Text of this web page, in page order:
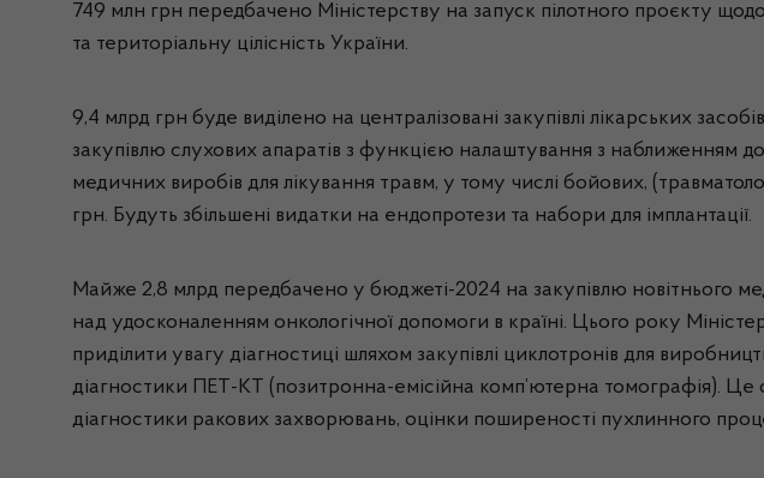
749 млн грн передбачено Міністерству на запуск пілотного проєкту
та територіальну цілісність України.
9,4 млрд грн буде виділено на централізовані закупівлі лікарських
закупівлю слухових апаратів з функцією налаштування з наближенням
медичних виробів для лікування травм, у тому числі бойових,
грн. Будуть збільшені видатки на ендопротези та набори для імплантації.
Майже 2,8 млрд передбачено у бюджеті-2024 на закупівлю новітнього
над удосконаленням онкологічної допомоги в країні. Цього року
приділити увагу діагностиці шляхом закупівлі циклотронів для
діагностики ПЕТ-КТ (позитронна-емісійна комп’ютерна томографія). Це
діагностики ракових захворювань, оцінки поширеності пухлинного